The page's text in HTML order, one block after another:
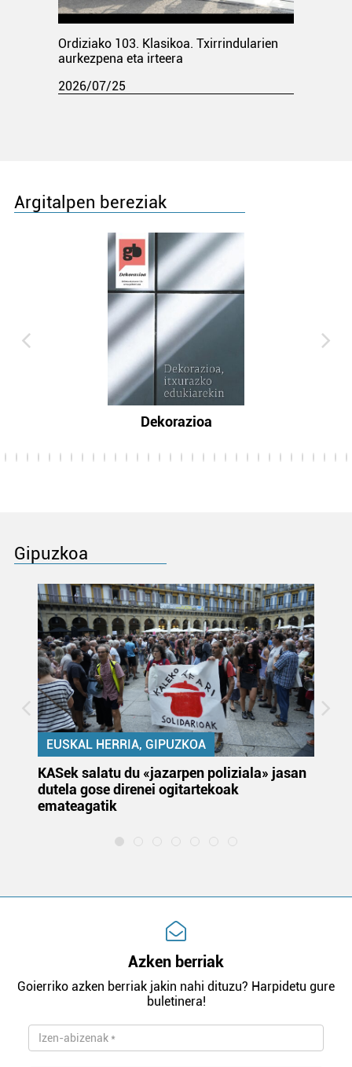
Ordiziako 103. Klasikoa. Txirrindularien
aurkezpena eta irteera
2026/07/25
Argitalpen bereziak
Dekorazioa
Gipuzkoa
EUSKAL HERRIA, GIPUZKOA
KASek salatu du «jazarpen poliziala» jasan
dutela gose direnei ogitartekoak
emateagatik
Azken berriak
Goierriko azken berriak jakin nahi dituzu? Harpidetu gure
buletinera!